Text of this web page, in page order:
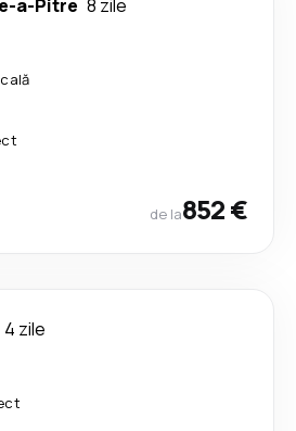
a-Pitre 8 zile
de la852 €
4 zile